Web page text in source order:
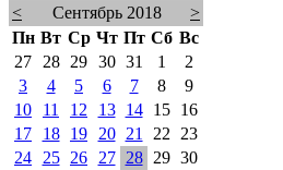
< Сентябрь 2018
>
Пн Вт Ср Чт Пт Сб Вс
27
28 29 30 31 1
2
3
4 5 6 7 8
9
10
11 12 13 14 15
16
17
18 19 20 21 22
23
24
25 26 27 28 29 30